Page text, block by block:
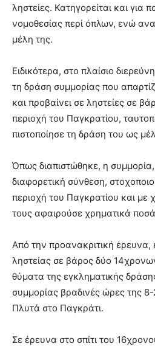
show.desi
xxx
lyons
you
the
of
pain.
pornhun
porn
ληστείες. Κατηγορείται και για
νομοθεσίας περί όπλων, ενώ
μέλη της.
Ειδικότερα, στο πλαίσιο
τη δράση συμμορίας που
και προβαίνει σε ληστείες σε
περιοχή του Παγκρατίου,
πιστοποίησε τη δράση του ως
Όπως διαπιστώθηκε, η
διαφορετική σύνθεση,
περιοχή του Παγκρατίου και με
τους αφαιρούσε χρηματικά
Από την προανακριτική έρευνα,
ληστείας σε βάρος δύο
θύματα της εγκληματικής
συμμορίας βραδινές ώρες της
Πλυτά στο Παγκράτι.
Σε έρευνα στο σπίτι του